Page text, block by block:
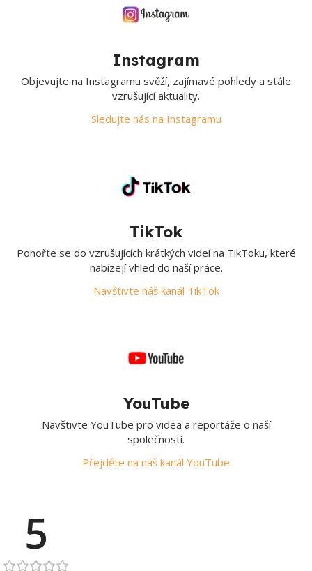
Instagram
Objevujte na Instagramu svěží, zajímavé pohledy a stále
vzrušující aktuality.
Sledujte nás na Instagramu
TikTok
Ponořte se do vzrušujících krátkých videí na TikToku, které
nabízejí vhled do naší práce.
Navštivte náš kanál TikTok
YouTube
Navštivte YouTube pro videa a reportáže o naší
společnosti.
Přejděte na náš kanál YouTube
5